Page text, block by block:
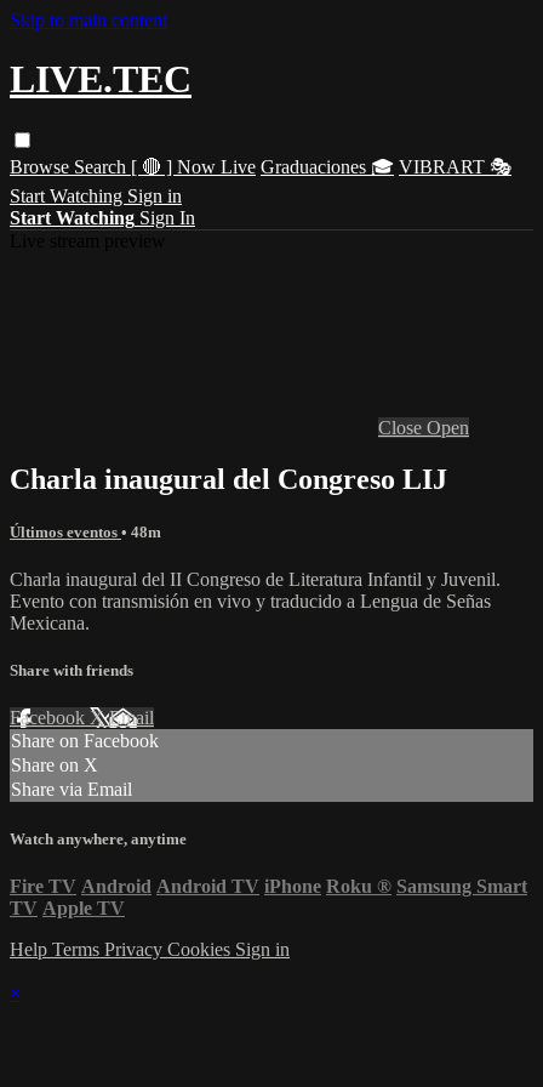
Skip to main content
LIVE.TEC
Browse Search [ 🔴 ] Now Live Graduaciones 🎓 VIBRART 🎭
Start Watching Sign in
Start Watching Sign In
Close Open
Charla inaugural del Congreso LIJ
Últimos eventos • 48m
Charla inaugural del II Congreso de Literatura Infantil y Juvenil.
Evento con transmisión en vivo y traducido a Lengua de Señas
Mexicana.
Share with friends
Facebook XEmail
Share on Facebook
Share on X
Share via Email
Watch anywhere, anytime
Fire TV Android Android TV iPhone Roku ® Samsung Smart
TV Apple TV
Help Terms Privacy Cookies Sign in
×